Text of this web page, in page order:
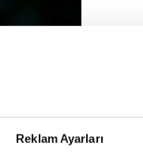
Reklam Ayarları